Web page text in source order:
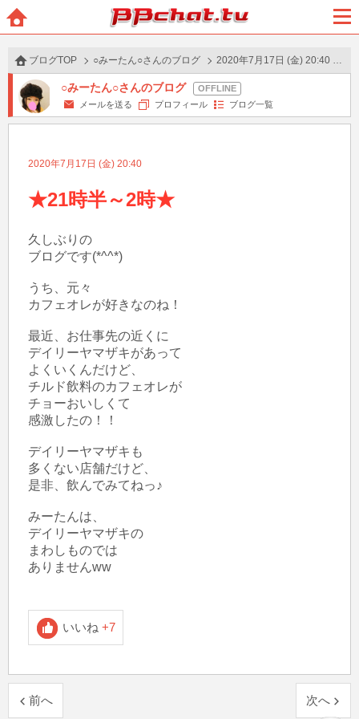
BBchatTV
ュー
ブログTOP ○みーたん○さんのブログ 2020年7月17日 (金) 20:40 の投稿
○みーたん○さんのブログ
メールを送る プロフィール ブログ一覧
2020年7月17日 (金) 20:40
★21時半～2時★
久しぶりの
ブログです(*^^*)
うち、元々
カフェオレが好きなのね！
最近、お仕事先の近くに
デイリーヤマザキがあって
よくいくんだけど、
チルド飲料のカフェオレが
チョーおいしくて
感激したの！！
デイリーヤマザキも
多くない店舗だけど、
是非、飲んでみてねっ♪
みーたんは、
デイリーヤマザキの
まわしものでは
ありませんww
いいね +7
前へ 次へ